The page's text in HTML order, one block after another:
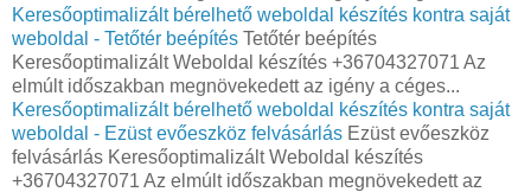
Keresőoptimalizált bérelhető weboldal készítés kontra saját
weboldal - Tetőtér beépítés Tetőtér beépítés
Keresőoptimalizált Weboldal készítés +36704327071 Az
elmúlt időszakban megnövekedett az igény a céges...
Keresőoptimalizált bérelhető weboldal készítés kontra saját
weboldal - Ezüst evőeszköz felvásárlás Ezüst evőeszköz
felvásárlás Keresőoptimalizált Weboldal készítés
+36704327071 Az elmúlt időszakban megnövekedett az